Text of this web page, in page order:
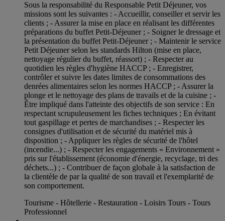
Sous la responsabilité du Responsable Petit Déjeuner, vos
missions sont les suivantes : - Accueillir, conseiller et servir les
clients ; - Assurer la mise en place en réalisant les différentes
préparations du buffet Petit-Déjeuner ; - Soigner le dressage et
la présentation du buffet Petit-Déjeuner ; - Maintenir le service
Petit Déjeuner selon les standards Hilton (mise en place,
nettoyage régulier du buffet, réassort) ; - Respecter au
quotidien les règles d'hygiène HACCP ; - Enregistrer,
contrôler et suivre les dates limites de consommations des
denrées alimentaires selon les normes HACCP ; - Assurer la
plonge et le nettoyage des plans de travails et de la cuisine ; -
Être impliqué dans l'atteinte des objectifs de son service : En
respectant scrupuleusement les fiches techniques ; En évitant
tout gaspillage et pertes de marchandises ; - Respecter les
consignes d'utilisation et de sécurité du matériel mis à
disposition ; - Appliquer les règles de sécurité de l'hôtel
(incendie...) ; - Respecter les engagements « Environnement »
pris sur l'établissement (économie d'énergie, recyclage, tri des
déchets...) ; - Contribuer de façon globale à la satisfaction de
la clientèle de par la qualité de son travail et l'exemplarité de
son comportement.
Tourisme - Hôtellerie - Restauration - Loisirs Tours - Tours
Professionnel